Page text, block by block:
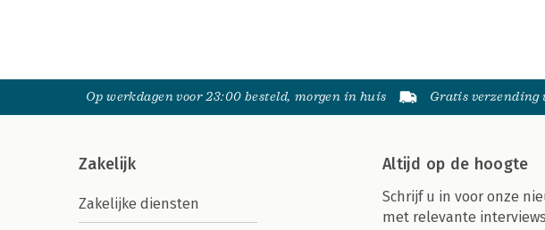
Op werkdagen voor 23:00 besteld, morgen in huis Gratis
Zakelijk
Zakelijke diensten
Altijd op de hoogte
Schrijf u in voor onze
met relevante